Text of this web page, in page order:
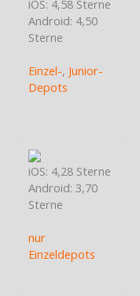
iOS: 4,58 Sterne
Android: 4,50
Sterne
Einzel-, Junior-
Depots
iOS: 4,28 Sterne
Android: 3,70
Sterne
nur
Einzeldepots